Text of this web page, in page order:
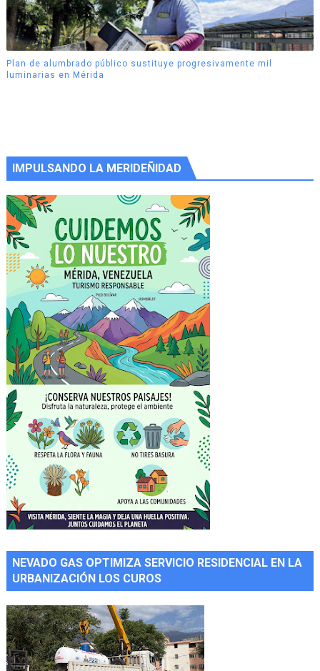
Plan de alumbrado público sustituye progresivamente mil
luminarias en Mérida
IMPULSANDO LA MERIDEÑIDAD
NEVADO GAS OPTIMIZA SERVICIO RESIDENCIAL EN LA
URBANIZACIÓN LOS CUROS